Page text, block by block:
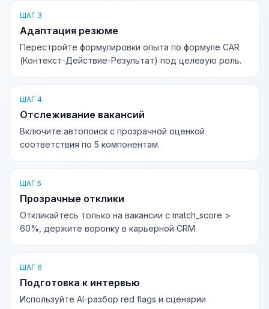
ШАГ 3
Адаптация резюме
Перестройте формулировки опыта по формуле CAR
(Контекст-Действие-Результат) под целевую роль.
ШАГ 4
Отслеживание вакансий
Включите автопоиск с прозрачной оценкой
соответствия по 5 компонентам.
ШАГ 5
Прозрачные отклики
Откликайтесь только на вакансии с match_score >
60%, держите воронку в карьерной CRM.
ШАГ 6
Подготовка к интервью
Используйте AI-разбор red flags и сценарии